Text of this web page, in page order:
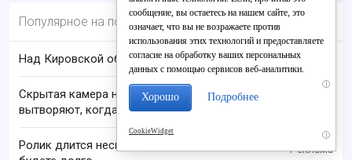
Популярное на портале
Над Кировской областью сбили БПЛА
i
Скрытая камера на пляже Крыма: Что люди
вытворяют, когда их не видят...
i
Ролик длится несколько секунд, а смеяться вы
сообщение, вы остаетесь на нашем сайте, это
означает, что вы не возражаете против
использования этих технологий и предоставляете
согласие на обработку ваших персональных
данных с помощью сервисов веб-аналитики.
Хорошо Подробнее
CookieWidget